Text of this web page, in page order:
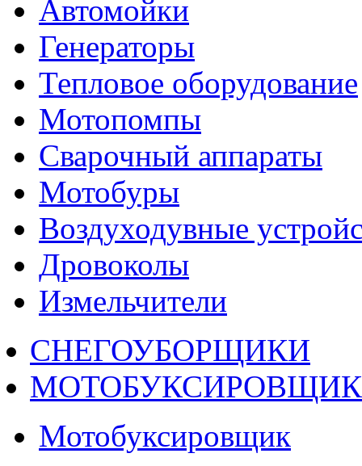
Автомойки
Генераторы
Тепловое оборудование
Мотопомпы
Сварочный аппараты
Мотобуры
Воздуходувные
Дровоколы
Измельчители
СНЕГОУБОРЩИКИ
Мотобуксировщик